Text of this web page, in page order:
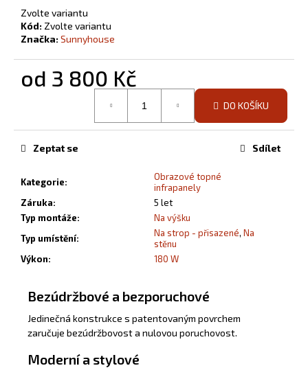
Zvolte variantu
Kód: Zvolte variantu
Značka:Sunnyhouse
od 3 800 Kč
DO KOŠÍKU
Kategorie:
Obrazové topné
infrapanely
Záruka:
5 let
Typ montáže:
Na výšku
Typ umístění: Na strop - přisazené, Na
stěnu
Výkon: 180 W
Zeptat se Sdílet
Bezúdržbové a bezporuchové
Jedinečná konstrukce s patentovaným povrchem
zaručuje bezúdržbovost a nulovou poruchovost.
Moderní a stylové